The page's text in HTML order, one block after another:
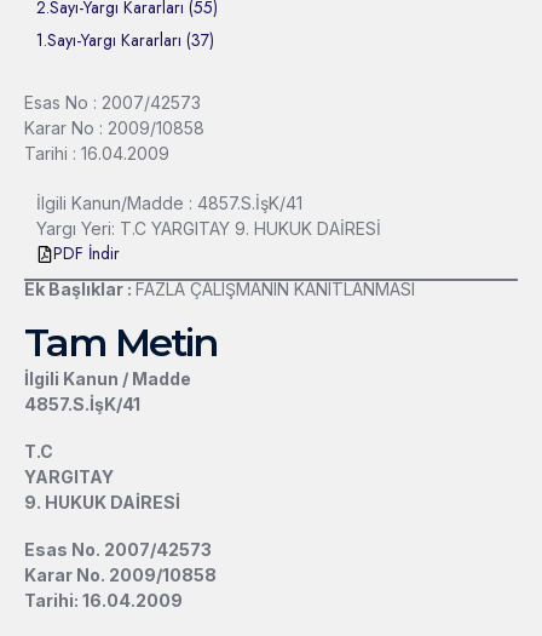
2.Sayı-Yargı Kararları (55)
1.Sayı-Yargı Kararları (37)
Esas No : 2007/42573
Karar No : 2009/10858
Tarihi : 16.04.2009
İlgili Kanun/Madde : 4857.S.İşK/41
Yargı Yeri: T.C YARGITAY 9. HUKUK DAİRESİ
PDF İndir
Ek Başlıklar : FAZLA ÇALIŞMANIN KANITLANMASI
Tam Metin
İlgili Kanun / Madde
4857.S.İşK/41
T.C
YARGITAY
9. HUKUK DAİRESİ
Esas No. 2007/42573
Karar No. 2009/10858
Tarihi: 16.04.2009